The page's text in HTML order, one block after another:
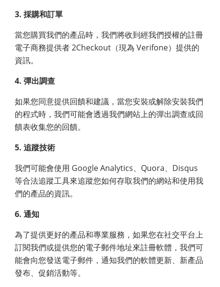
3. 採購和訂單
當您購買我們的產品時，我們將收到經我們授權的註冊
電子商務提供者 2Checkout（現為 Verifone）提供的
資訊。
4. 彈出調查
如果您同意提供回饋和建議，當您安裝或解除安裝我們
的程式時，我們可能會透過我們網站上的彈出調查或回
饋表收集您的回饋。
5. 追蹤技術
我們可能會使用 Google Analytics、Quora、Disqus
等合法追蹤工具來追蹤您如何存取我們的網站和使用我
們的產品的資訊。
6. 通知
為了提供更好的產品和專業服務，如果您在社交平台上
訂閱我們或提供您的電子郵件地址來註冊軟體，我們可
能會向您發送電子郵件，通知我們的軟體更新、新產品
發布、促銷活動等。